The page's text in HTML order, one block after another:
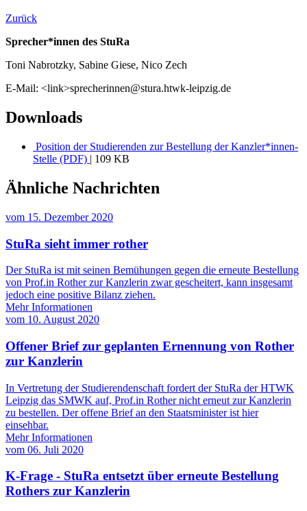
Zurück
Sprecher*innen des StuRa
Toni Nabrotzky, Sabine Giese, Nico Zech
E-Mail: <link>sprecherinnen@stura.htwk-leipzig.de
Downloads
Position der Studierenden zur Bestellung der Kanzler*innen-
Stelle (PDF) | 109 KB
Ähnliche Nachrichten
vom 15. Dezember 2020
StuRa sieht immer rother
Der StuRa ist mit seinen Bemühungen gegen die erneute Bestellung
von Prof.in Rother zur Kanzlerin zwar gescheitert, kann insgesamt
jedoch eine positive Bilanz ziehen.
Mehr Informationen
vom 10. August 2020
Offener Brief zur geplanten Ernennung von Rother
zur Kanzlerin
In Vertretung der Studierendenschaft fordert der StuRa der HTWK
Leipzig das SMWK auf, Prof.in Rother nicht erneut zur Kanzlerin
zu bestellen. Der offene Brief an den Staatsminister ist hier
einsehbar.
Mehr Informationen
vom 06. Juli 2020
K-Frage - StuRa entsetzt über erneute Bestellung
Rothers zur Kanzlerin